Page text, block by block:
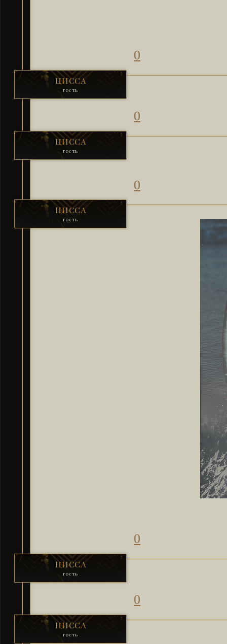
0
ЦИССА
гость
0
ЦИССА
гость
0
ЦИССА
гость
0
ЦИССА
гость
0
ЦИССА
гость